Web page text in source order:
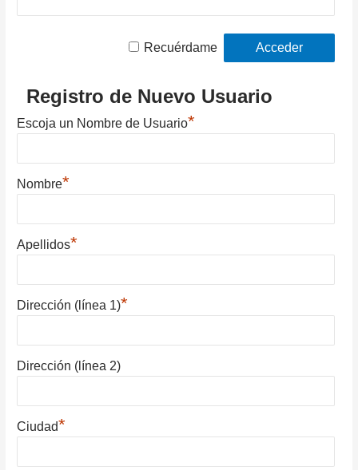
Recuérdame
Registro de Nuevo Usuario
Escoja un Nombre de Usuario*
Nombre*
Apellidos*
Dirección (línea 1)*
Dirección (línea 2)
Ciudad*